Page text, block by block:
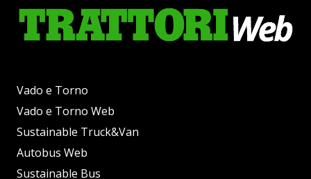
Vado e Torno
Vado e Torno Web
Sustainable Truck&Van
Autobus Web
Sustainable Bus